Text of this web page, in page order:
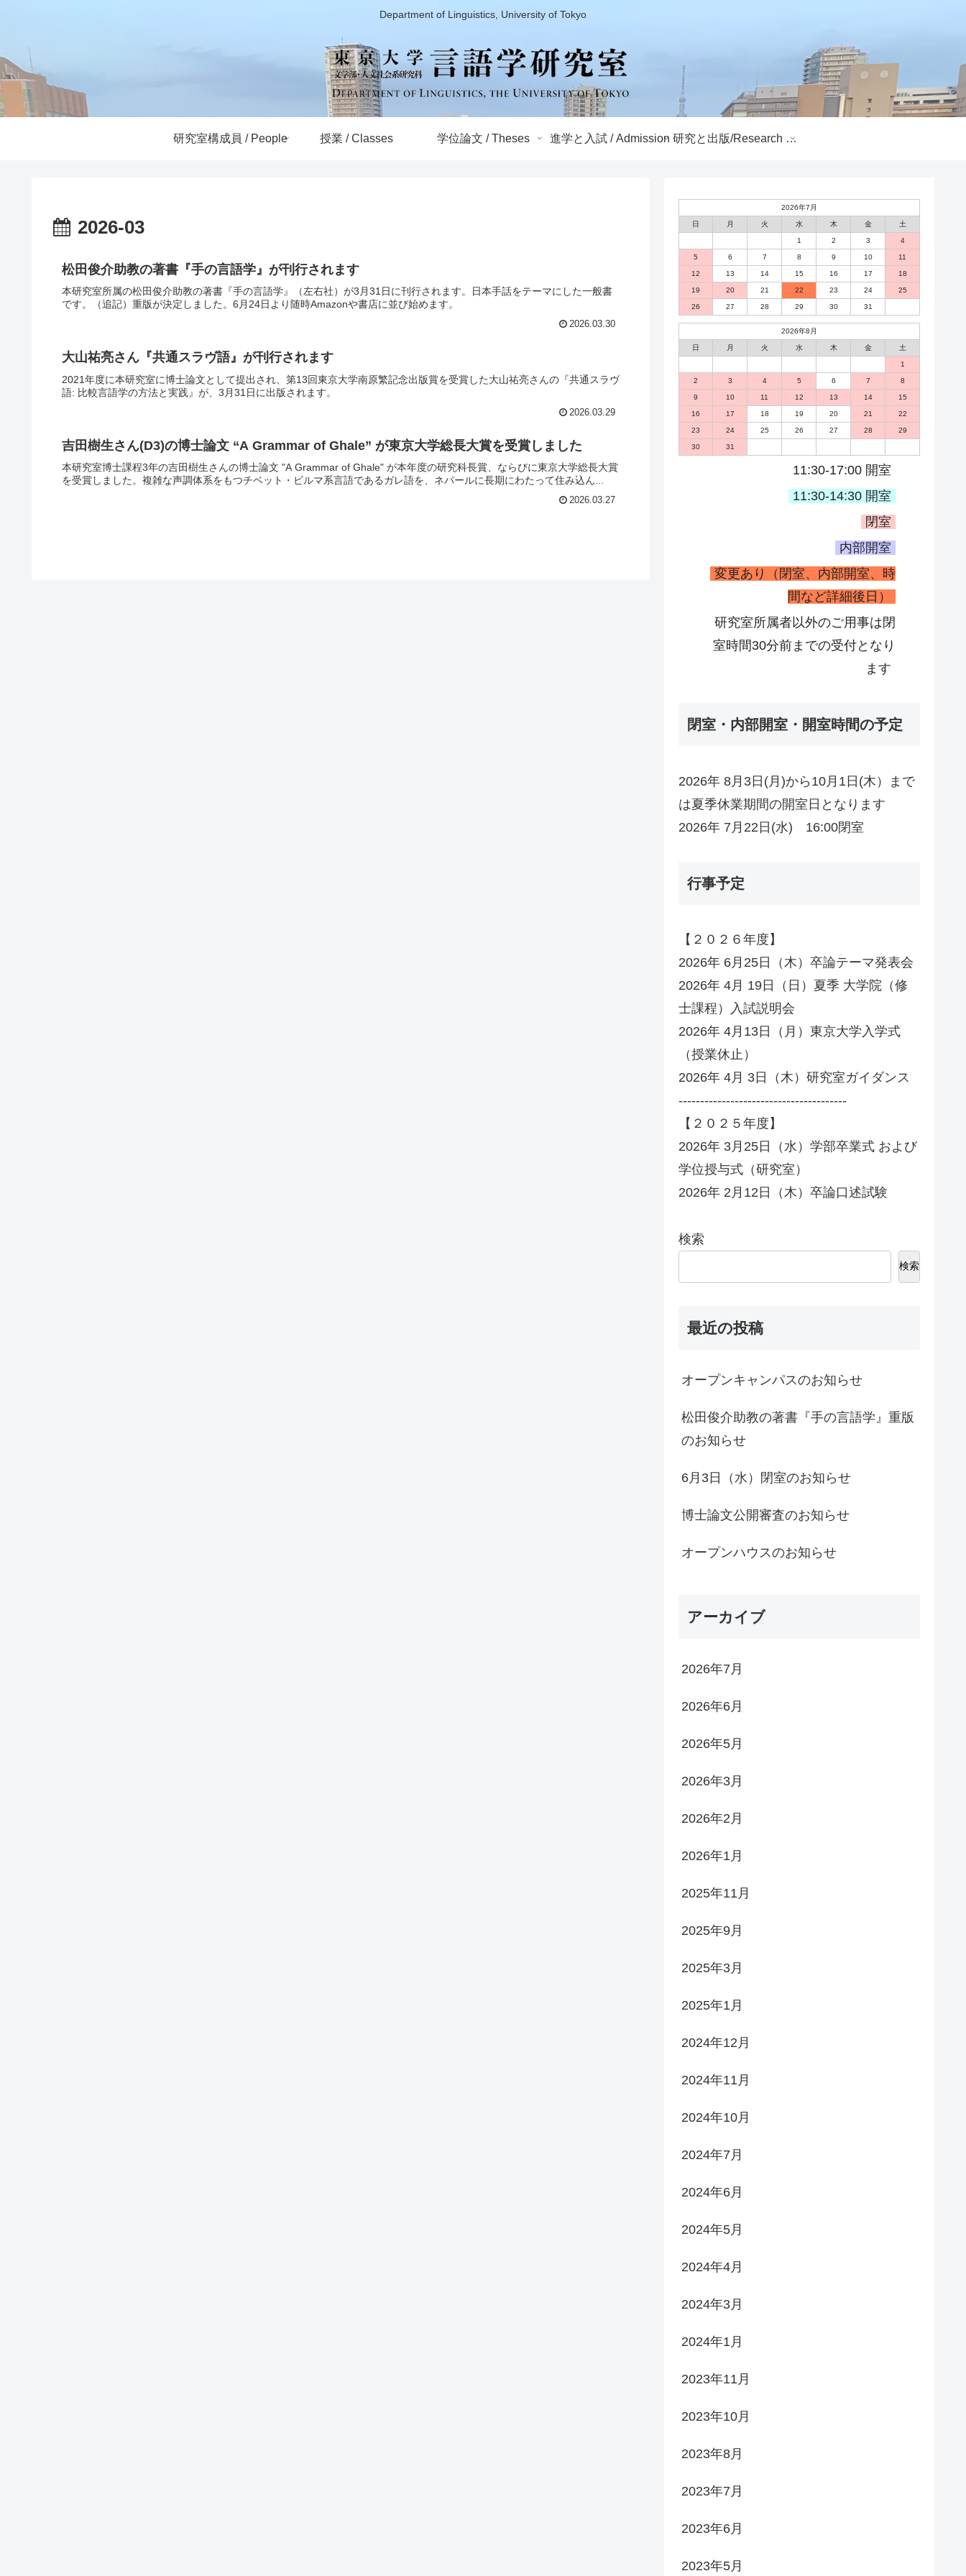
Department of Linguistics, University of Tokyo
研究室構成員 / People 授業 / Classes 学位論文 / Theses 進学と入試 / Admission 研究と出版/Research and Publications
2026-03
松田俊介助教の著書『手の言語学』が刊行されます
本研究室所属の松田俊介助教の著書『手の言語学』（左右社）が3月31日に刊行されます。日本手話をテーマにした一般書
です。（追記）重版が決定しました。6月24日より随時Amazonや書店に並び始めます。
2026.03.30
大山祐亮さん『共通スラヴ語』が刊行されます
2021年度に本研究室に博士論文として提出され、第13回東京大学南原繁記念出版賞を受賞した大山祐亮さんの『共通スラヴ
語: 比較言語学の方法と実践』が、3月31日に出版されます。
2026.03.29
吉田樹生さん(D3)の博士論文 “A Grammar of Ghale” が東京大学総長大賞を受賞しました
本研究室博士課程3年の吉田樹生さんの博士論文 "A Grammar of Ghale" が本年度の研究科長賞、ならびに東京大学総長大賞
を受賞しました。複雑な声調体系をもつチベット・ビルマ系言語であるガレ語を、ネパールに長期にわたって住み込ん...
2026.03.27
2026年7月
日 月 火 水 木 金 土
1 2 3 4
5 6 7 8 9 10 11
12 13 14 15 16 17 18
19 20 21 22 23 24 25
26 27 28 29 30 31
2026年8月
日 月 火 水 木 金 土
1
2 3 4 5 6 7 8
9 10 11 12 13 14 15
16 17 18 19 20 21 22
23 24 25 26 27 28 29
30 31
11:30-17:00 開室
11:30-14:30 開室
閉室
内部開室
変更あり（閉室、内部開室、時
間など詳細後日）
研究室所属者以外のご用事は閉
室時間30分前までの受付となり
ます
閉室・内部開室・開室時間の予定
2026年 8月3日(月)から10月1日(木）まで
は夏季休業期間の開室日となります
2026年 7月22日(水) 16:00閉室
行事予定
【２０２６年度】
2026年 6月25日（木）卒論テーマ発表会
2026年 4月 19日（日）夏季 大学院（修
士課程）入試説明会
2026年 4月13日（月）東京大学入学式
（授業休止）
2026年 4月 3日（木）研究室ガイダンス
---------------------------------------
【２０２５年度】
2026年 3月25日（水）学部卒業式 および
学位授与式（研究室）
2026年 2月12日（木）卒論口述試験
検索
検索
最近の投稿
オープンキャンパスのお知らせ
松田俊介助教の著書『手の言語学』重版
のお知らせ
6月3日（水）閉室のお知らせ
博士論文公開審査のお知らせ
オープンハウスのお知らせ
アーカイブ
2026年7月
2026年6月
2026年5月
2026年3月
2026年2月
2026年1月
2025年11月
2025年9月
2025年3月
2025年1月
2024年12月
2024年11月
2024年10月
2024年7月
2024年6月
2024年5月
2024年4月
2024年3月
2024年1月
2023年11月
2023年10月
2023年8月
2023年7月
2023年6月
2023年5月